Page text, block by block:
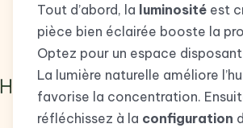
Tout d’abord, la luminosité est
pièce bien éclairée booste la
Optez pour un espace
La lumière naturelle améliore
favorise la concentration.
réfléchissez à la configuration